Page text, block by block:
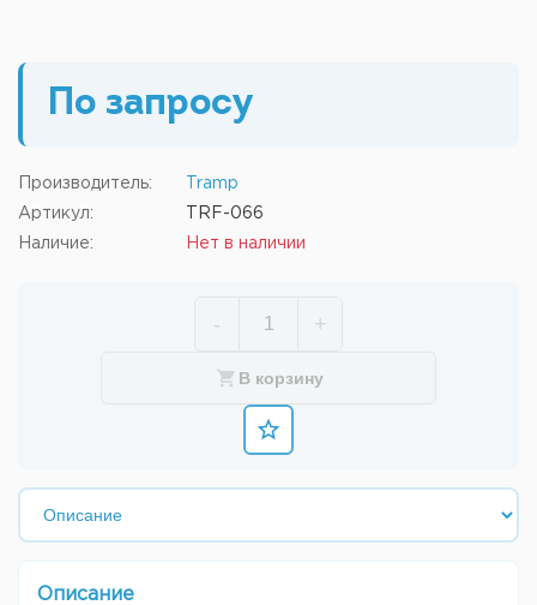
По запросу
Производитель: Tramp
Артикул: TRF-066
Наличие: Нет в наличии
- +
В корзину
Описание